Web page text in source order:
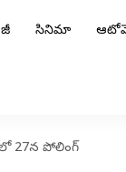
సినిమా
27న పోలింగ్